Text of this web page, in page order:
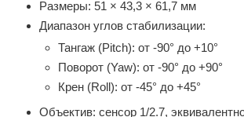
Размеры: 51 × 43,3 × 61,7 мм
Диапазон углов стабилизации:
Тангаж (Pitch): от -90° до +10°
Поворот (Yaw): от -90° до +90°
Крен (Roll): от -45° до +45°
Объектив: сенсор 1/2.7,